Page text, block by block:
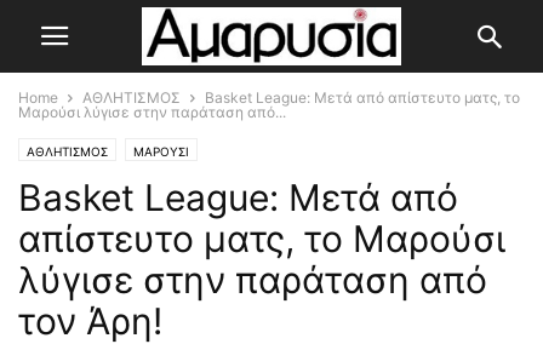
Home ΑΘΛΗΤΙΣΜΟΣ
Basket League: Μετά από απίστευτο ματς, το
Μαρούσι λύγισε στην παράταση από...
ΑΘΛΗΤΙΣΜΟΣ ΜΑΡΟΥΣΙ
Basket League: Μετά από
απίστευτο ματς, το Μαρούσι
λύγισε στην παράταση από
τον Άρη!